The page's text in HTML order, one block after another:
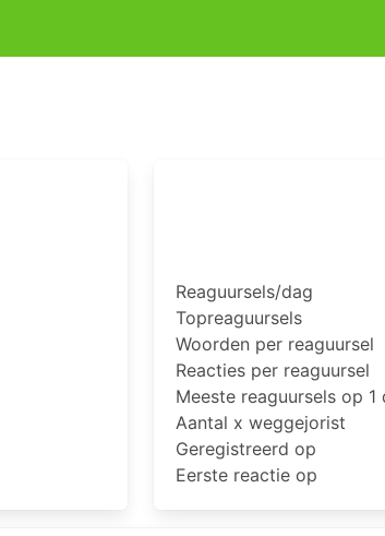
Reaguursels/dag
Topreaguursels
Woorden per reaguursel
Reacties per reaguursel
Meeste reaguursels op 1
Aantal x weggejorist
Geregistreerd op
Eerste reactie op